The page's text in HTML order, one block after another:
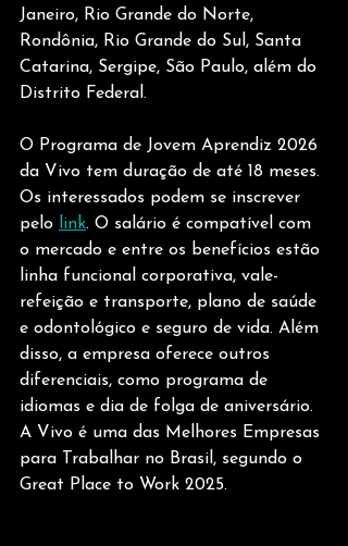
Janeiro, Rio Grande do Norte,
Rondônia, Rio Grande do Sul, Santa
Catarina, Sergipe, São Paulo, além do
Distrito Federal.
O Programa de Jovem Aprendiz 2026
da Vivo tem duração de até 18 meses.
Os interessados podem se inscrever
pelo link. O salário é compatível com
o mercado e entre os benefícios estão
linha funcional corporativa, vale-
refeição e transporte, plano de saúde
e odontológico e seguro de vida. Além
disso, a empresa oferece outros
diferenciais, como programa de
idiomas e dia de folga de aniversário.
A Vivo é uma das Melhores Empresas
para Trabalhar no Brasil, segundo o
Great Place to Work 2025.